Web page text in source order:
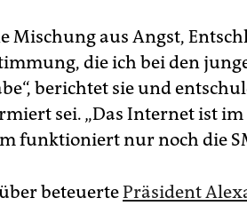
Mischung aus Angst,
die ich bei den
berichtet sie und
sei. „Das Internet ist
funktioniert nur noch die
beteuertePräsident